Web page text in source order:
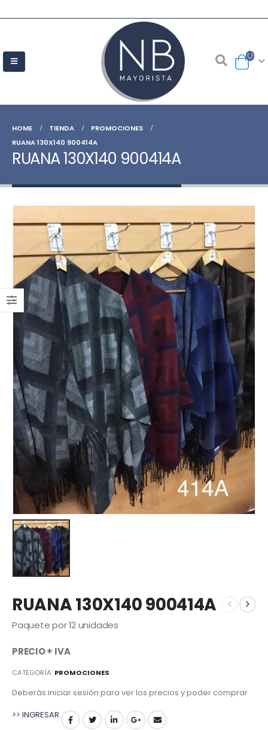
HOME TIENDA
PROMOCIONES
RUANA 130X140 900414A
RUANA 130X140 900414A
RUANA 130X140 900414A
Paquete por 12 unidades
PRECIO + IVA
CATEGORÍA: PROMOCIONES
Deberás iniciar sesión para ver los precios y poder comprar
>> INGRESAR